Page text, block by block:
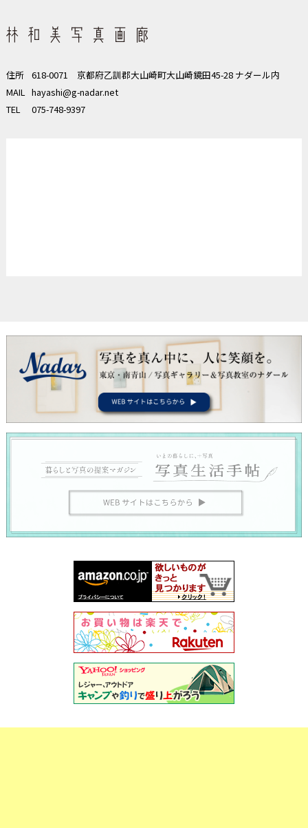
住所 618-0071 京都府乙訓郡大山崎町大山崎鏡田45-28 ナダール内
MAIL hayashi@g-nadar.net
TEL
075-748-9397